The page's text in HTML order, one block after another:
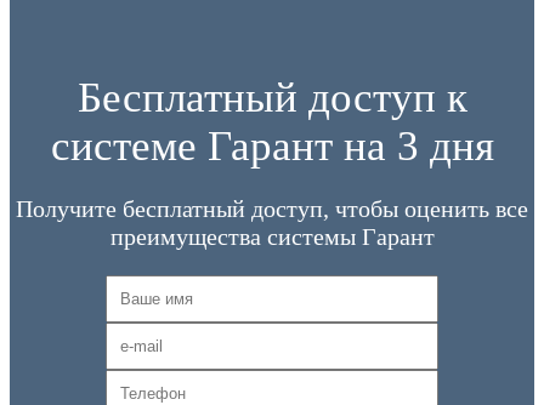
Бесплатный доступ к
системе Гарант на 3 дня
Получите бесплатный доступ, чтобы оценить все
преимущества системы Гарант